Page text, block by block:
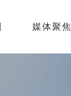
媒体聚焦